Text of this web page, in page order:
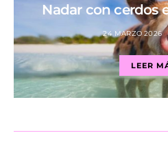
Nadar con cerdos
24 MARZO 2026
LEER